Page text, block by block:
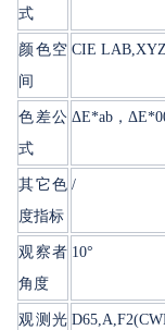
式
颜色空
间
CIE
色差公
式
ΔE*ab，
其它色
度指标
/
观察者
角度
10°
观测光